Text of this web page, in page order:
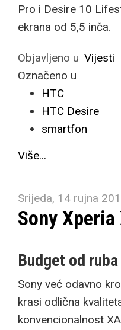
Pro i Desire 10
ekrana od 5,5 inča.
Objavljeno u Vijesti
Označeno u
HTC
HTC Desire
smartfon
Više...
Srijeda, 14 rujna
Sony Xperia
Budget od
Sony već odavno
krasi odlična
konvencionalnost